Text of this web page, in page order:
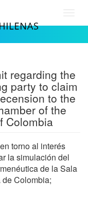
regarding the
party to claim
to the
of the
Colombia
torno al interés
la simulación del
de la Sala
Colombia;